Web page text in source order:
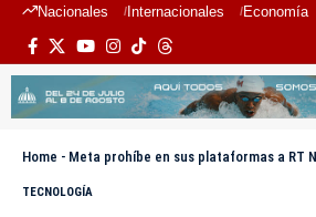
Nacionales Internacionales Economía
Home - Meta prohíbe en sus plataformas a RT
TECNOLOGÍA